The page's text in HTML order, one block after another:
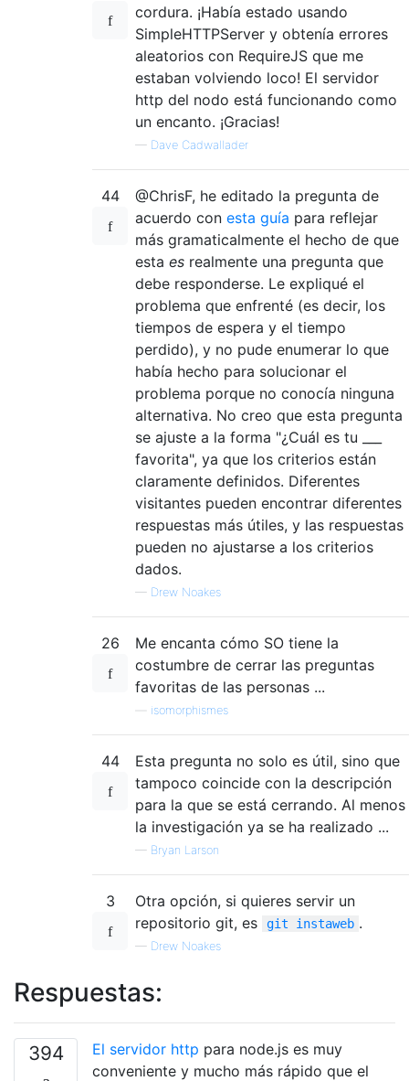
cordura. ¡Había estado usando
SimpleHTTPServer y obtenía errores
aleatorios con RequireJS que me
estaban volviendo loco! El servidor
http del nodo está funcionando como
un encanto. ¡Gracias!
— Dave Cadwallader
44
@ChrisF, he editado la pregunta de
acuerdo con esta guía para reflejar
más gramaticalmente el hecho de que
esta es realmente una pregunta que
debe responderse. Le expliqué el
problema que enfrenté (es decir, los
tiempos de espera y el tiempo
perdido), y no pude enumerar lo que
había hecho para solucionar el
problema porque no conocía ninguna
alternativa. No creo que esta pregunta
se ajuste a la forma "¿Cuál es tu ___
favorita", ya que los criterios están
claramente definidos. Diferentes
visitantes pueden encontrar diferentes
respuestas más útiles, y las respuestas
pueden no ajustarse a los criterios
dados.
— Drew Noakes
26
Me encanta cómo SO tiene la
costumbre de cerrar las preguntas
favoritas de las personas ...
isomorphismes
44
Esta pregunta no solo es útil, sino que
tampoco coincide con la descripción
para la que se está cerrando. Al menos
la investigación ya se ha realizado ...
— Bryan Larson
3
Otra opción, si quieres servir un
repositorio git, es
git instaweb .
— Drew Noakes
Respuestas:
394 El servidor http para node.js es muy
conveniente y mucho más rápido que el